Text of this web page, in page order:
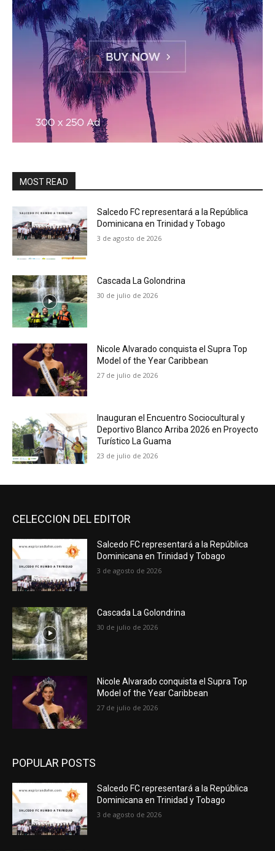
MOST READ
Salcedo FC representará a la República
Dominicana en Trinidad y Tobago
3 de agosto de 2026
Cascada La Golondrina
30 de julio de 2026
Nicole Alvarado conquista el Supra Top
Model of the Year Caribbean
27 de julio de 2026
Inauguran el Encuentro Sociocultural y
Deportivo Blanco Arriba 2026 en Proyecto
Turístico La Guama
23 de julio de 2026
CELECCION DEL EDITOR
Salcedo FC representará a la República
Dominicana en Trinidad y Tobago
3 de agosto de 2026
Cascada La Golondrina
30 de julio de 2026
Nicole Alvarado conquista el Supra Top
Model of the Year Caribbean
27 de julio de 2026
POPULAR POSTS
Salcedo FC representará a la República
Dominicana en Trinidad y Tobago
3 de agosto de 2026